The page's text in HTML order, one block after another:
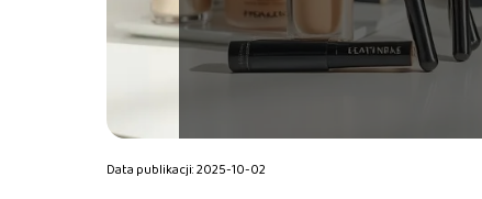
Data publikacji: 2025-10-02